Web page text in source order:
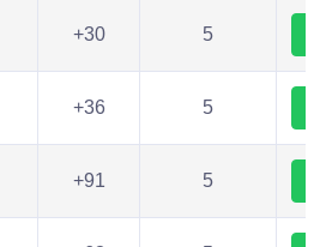
+30 5
+36 5
+91 5